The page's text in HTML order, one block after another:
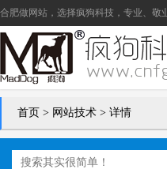
合肥做网站 ，选择疯狗科技，专业、敬
首页 > 网站技术 > 详情